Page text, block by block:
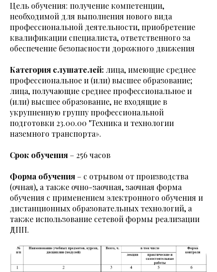
Цель обучения: получение компетенции,
необходимой для выполнения нового вида
профессиональной деятельности, приобретение
квалификации специалиста, ответственного за
обеспечение безопасности дорожного движения
Категория слушателей: лица, имеющие среднее
профессиональное и (или) высшее образование;
лица, получающие среднее профессиональное и
(или) высшее образование, не входящие в
укрупненную группу профессиональной
подготовки 23.00.00 "Техника и технологии
наземного транспорта».
Срок обучения – 256 часов
Форма обучения – с отрывом от производства
(очная), а также очно-заочная, заочная форма
обучения с применением электронного обучения и
дистанционных образовательных технологий, а
также использование сетевой формы реализации
ДПП.